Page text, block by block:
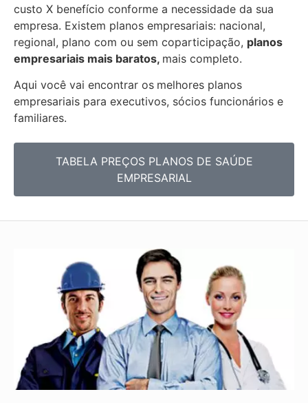
custo X benefício conforme a necessidade da sua
empresa. Existem planos empresariais: nacional,
regional, plano com ou sem coparticipação, planos
empresariais mais baratos, mais completo.
Aqui você vai encontrar os melhores planos
empresariais para executivos, sócios funcionários e
familiares.
TABELA PREÇOS PLANOS DE SAÚDE
EMPRESARIAL